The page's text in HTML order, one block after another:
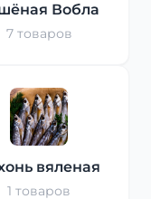
Вобла
7 товаров
вяленая
1 товаров